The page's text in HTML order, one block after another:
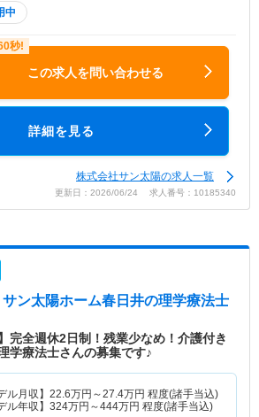
中
この求人を問い合わせる
詳細を見る
株式会社サン太陽の求人一覧
更新日：2026/06/24 求人番号：10185340
ン太陽ホーム春日井の理学療法士
完全週休2日制！残業少なめ！介護付き
学療法士さんの募集です♪
ル月収】 22.6万円～27.4万円 程度(諸手当込)
ル年収】 324万円～444万円 程度(諸手当込)